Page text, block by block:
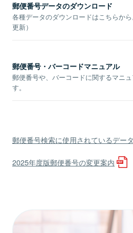
郵便番号データのダウンロード
各種データのダウンロードはこちらか
更新）
郵便番号・バーコードマニュアル
郵便番号や、バーコードに関するマニ
す。
郵便番号検索に使用されているデー
2025年度版郵便番号の変更案内